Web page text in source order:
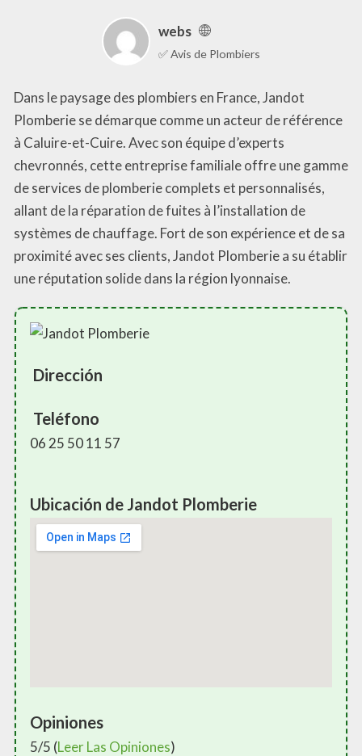
webs
✅ Avis de Plombiers
Dans le paysage des plombiers en France, Jandot
Plomberie se démarque comme un acteur de référence
à Caluire-et-Cuire. Avec son équipe d’experts
chevronnés, cette entreprise familiale offre une gamme
de services de plomberie complets et personnalisés,
allant de la réparation de fuites à l’installation de
systèmes de chauffage. Fort de son expérience et de sa
proximité avec ses clients, Jandot Plomberie a su établir
une réputation solide dans la région lyonnaise.
Dirección
Teléfono
06 25 50 11 57
Ubicación de Jandot Plomberie
Opiniones
5/5 (Leer Las Opiniones)